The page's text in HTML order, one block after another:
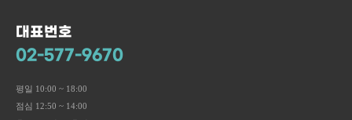
대표번호
02-577-9670
평일 10:00 ~ 18:00
점심 12:50 ~ 14:00